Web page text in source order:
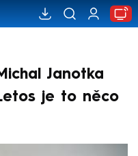
Janotka
je to něco